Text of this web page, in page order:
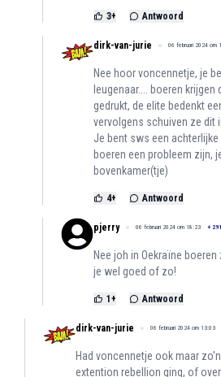
3+ Antwoord
dirk-van-jurie 06 februari 2024 om
Nee hoor voncennetje, je
leugenaar.... boeren
gedrukt, de elite bedenkt
vervolgens schuiven ze dit
Je bent sws een
boeren een probleem zijn,
bovenkamer(tje)
4+ Antwoord
pjerry 06 februari 2024 om 18:23 +
Nee joh in Oekraïne
je wel goed of zo!
1 + Antwoord
dirk-van-jurie 06 februari 2024 om 13:03
Had voncennetje ook maar
extention rebellion ging, of